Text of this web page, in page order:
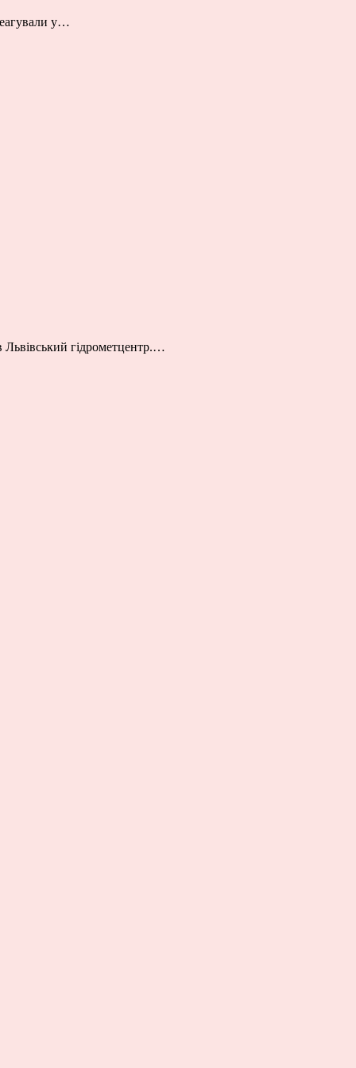
у…
Львівський гідрометцентр.…